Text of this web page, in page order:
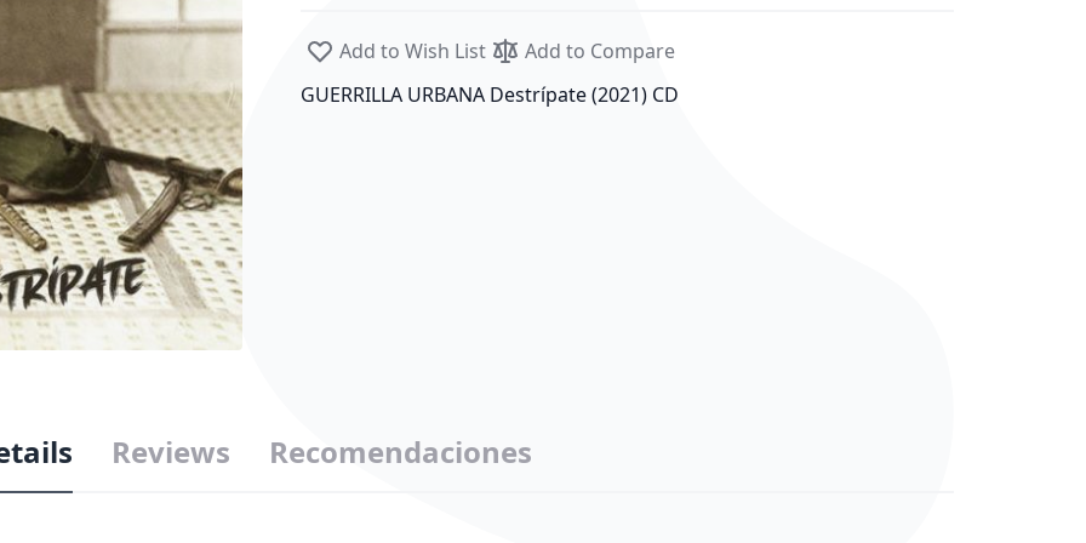
Add to Wish List
Add to Compare
GUERRILLA URBANA Destrípate (2021) CD
Reviews Recomendaciones